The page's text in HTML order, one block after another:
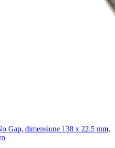
Gap, dimensiune 138 x 22.5 mm,